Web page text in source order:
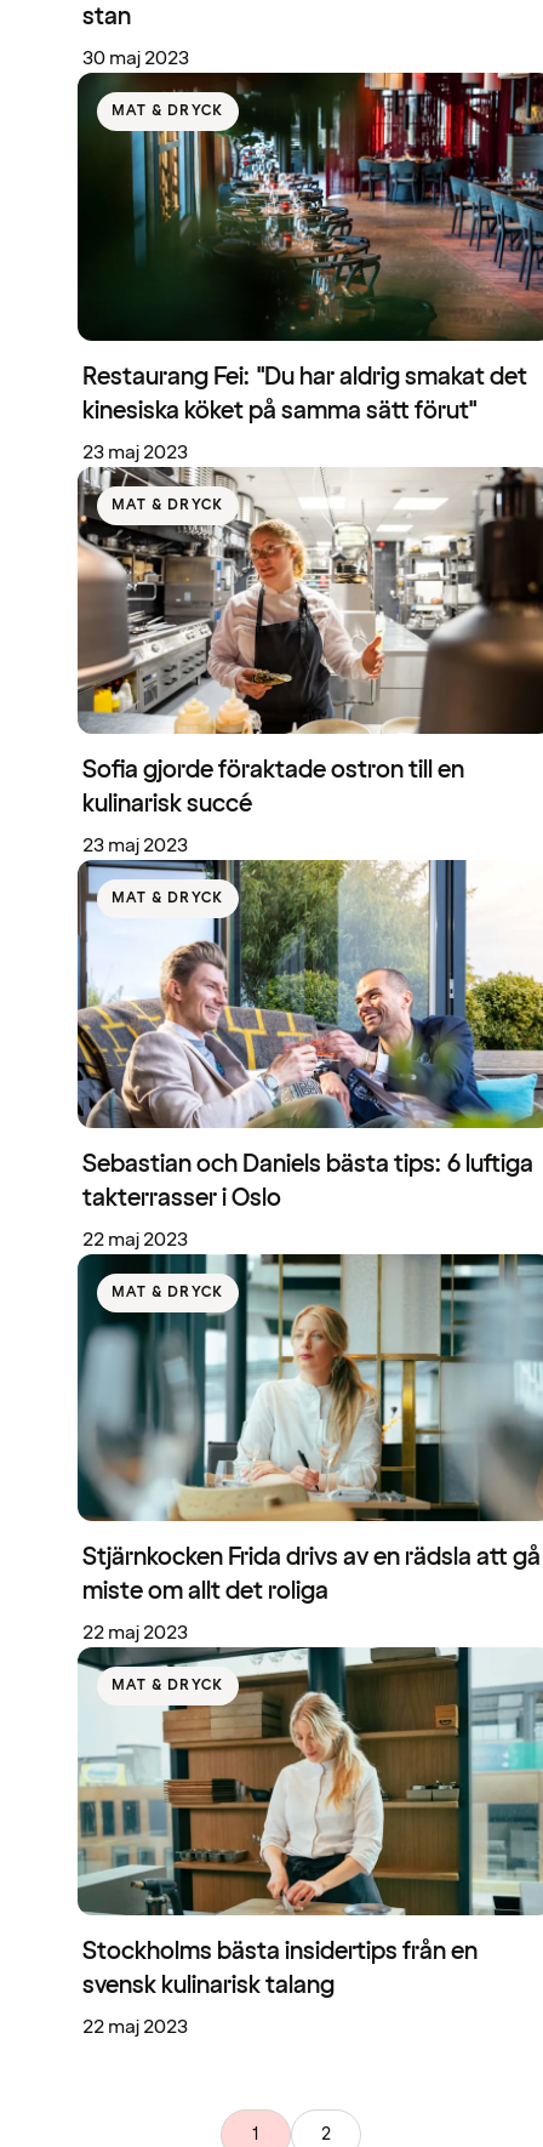
stan
30 maj 2023
MAT & DRYCK
Restaurang Fei: "Du har aldrig smakat det
kinesiska köket på samma sätt förut"
23 maj 2023
MAT & DRYCK
Sofia gjorde föraktade ostron till en
kulinarisk succé
23 maj 2023
MAT & DRYCK
Sebastian och Daniels bästa tips: 6 luftiga
takterrasser i Oslo
22 maj 2023
MAT & DRYCK
Stjärnkocken Frida drivs av en rädsla att gå
miste om allt det roliga
22 maj 2023
MAT & DRYCK
Stockholms bästa insidertips från en
svensk kulinarisk talang
22 maj 2023
1 2